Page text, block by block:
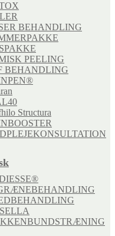
BEHANDLING
PEELING
BEHANDLING
Structura